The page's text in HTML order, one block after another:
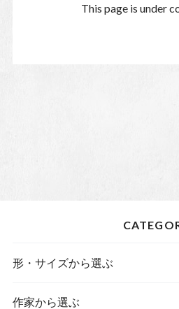
This page is under
形・サイズから選ぶ
皿
作家から選ぶ